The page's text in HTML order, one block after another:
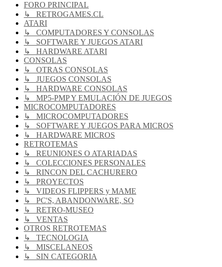
FORO PRINCIPAL
↳ RETROGAMES.CL
ATARI
↳ COMPUTADORES Y CONSOLAS
↳ SOFTWARE Y JUEGOS ATARI
↳ HARDWARE ATARI
CONSOLAS
↳ OTRAS CONSOLAS
↳ JUEGOS CONSOLAS
↳ HARDWARE CONSOLAS
↳ MP5-PMP Y EMULACIÓN DE JUEGOS
MICROCOMPUTADORES
↳ MICROCOMPUTADORES
↳ SOFTWARE Y JUEGOS PARA MICROS
↳ HARDWARE MICROS
RETROTEMAS
↳ REUNIONES O ATARIADAS
↳ COLECCIONES PERSONALES
↳ RINCON DEL CACHURERO
↳ PROYECTOS
↳ VIDEOS FLIPPERS y MAME
↳ PC'S, ABANDONWARE, SO
↳ RETRO-MUSEO
↳ VENTAS
OTROS RETROTEMAS
↳ TECNOLOGIA
↳ MISCELANEOS
↳ SIN CATEGORIA